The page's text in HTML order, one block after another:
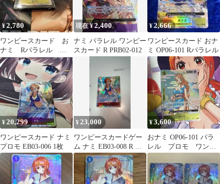
¥2,780
ワンピースカード お
ナミ Rパラレル
OP06-101
現在 ¥2,400
ナミ パラレル ワンピー
スカード R PRB02-012
¥2,666
ワンピースカード おナ
ミ OP06-101 Rパラレル
¥20,299
ワンピースカード ナミ
プロモ EB03-006 1枚
¥ 23,000
ワンピースカードゲー
ム ナミ EB03-008 R パ
ラレル マッチングバ
トル
¥3,600
おナミ OP06-101 パラ
レル プロモ ワンピ
ースカード